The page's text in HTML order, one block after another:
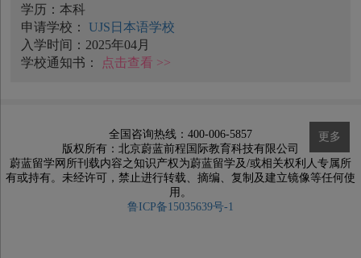
学历：本科
申请学校： UJS日本语学校
入学时间：2025年04月
学校通知书：
点击查看 >>
更多
全国咨询热线：400-006-5857
版权所有：北京蔚蓝前程国际教育科技有限公司
蔚蓝留学网所刊载内容之知识产权为蔚蓝留学及/或相关权利人专属所
有或持有。未经许可，禁止进行转载、摘编、复制及建立镜像等任何使
用。
鲁ICP备15035639号-1